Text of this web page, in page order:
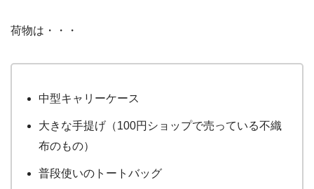
荷物は・・・
中型キャリーケース
大きな手提げ（100円ショップで売っている不織
布のもの）
普段使いのトートバッグ